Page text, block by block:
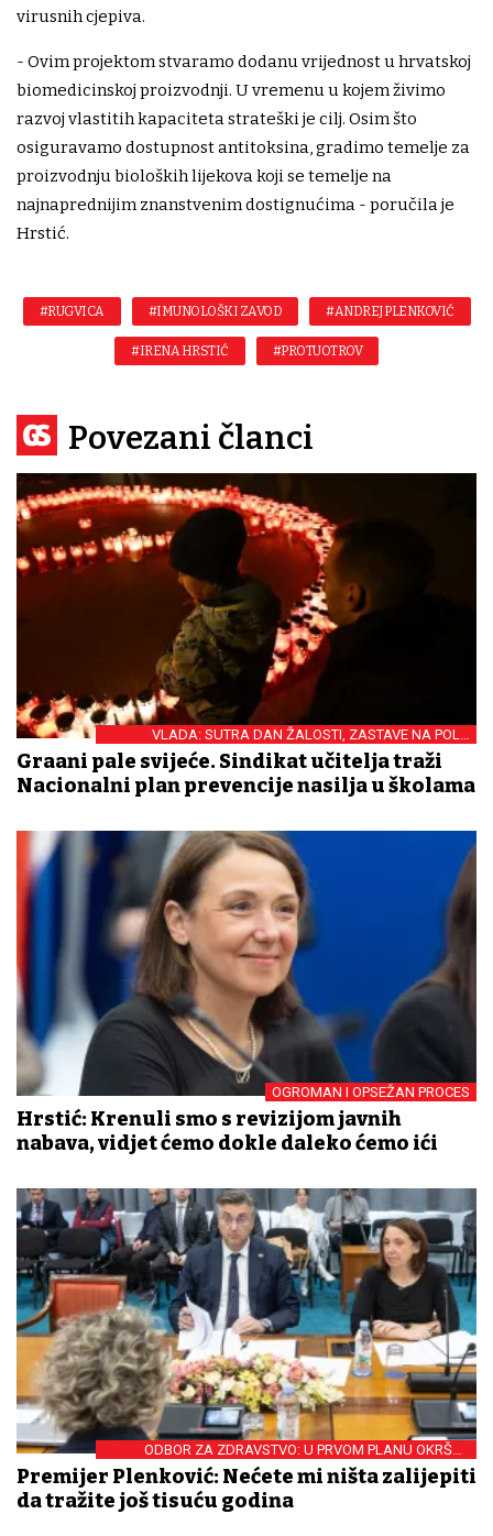
virusnih cjepiva.
- Ovim projektom stvaramo dodanu vrijednost u hrvatskoj
biomedicinskoj proizvodnji. U vremenu u kojem živimo
razvoj vlastitih kapaciteta strateški je cilj. Osim što
osiguravamo dostupnost antitoksina, gradimo temelje za
proizvodnju bioloških lijekova koji se temelje na
najnaprednijim znanstvenim dostignućima - poručila je
Hrstić.
#RUGVICA #IMUNOLOŠKI ZAVOD #ANDREJ PLENKOVIĆ
#IRENA HRSTIĆ #PROTUOTROV
Povezani članci
VLADA: SUTRA DAN ŽALOSTI, ZASTAVE NA POLA
KOPLJA
Građani pale svijeće. Sindikat učitelja traži
Nacionalni plan prevencije nasilja u školama
OGROMAN I OPSEŽAN PROCES
Hrstić: Krenuli smo s revizijom javnih
nabava, vidjet ćemo dokle daleko ćemo ići
ODBOR ZA ZDRAVSTVO: U PRVOM PLANU OKRŠAJ
PREMIJERA I OPORBE
Premijer Plenković: Nećete mi ništa zalijepiti
da tražite još tisuću godina